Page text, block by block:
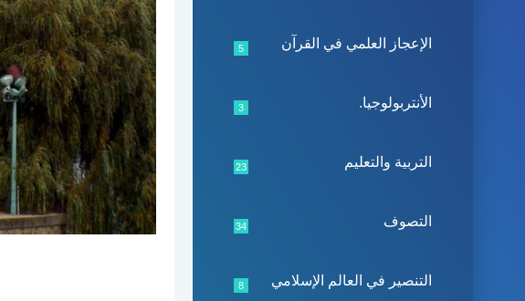
الإعجاز العلمي في القرآن 5
الأنتربولوجيا. 3
التربية والتعليم 23
التصوف 34
التنصير في العالم الإسلامي 8